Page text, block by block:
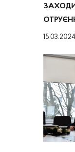
15.03.2024